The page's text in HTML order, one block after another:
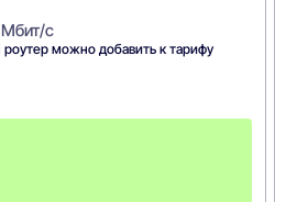
с
роутер можно добавить к тарифу